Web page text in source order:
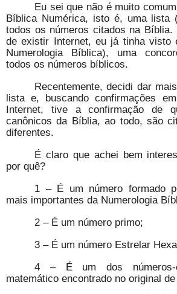
Eu sei que não é muito
Bíblica Numérica, isto é, uma lista
todos os números citados na Bíblia.
de existir Internet, eu já tinha visto
Numerologia Bíblica), uma
todos os números bíblicos.
Recentemente, decidi dar
lista e, buscando confirmações
Internet, tive a confirmação de
canônicos da Bíblia, ao todo, são
diferentes.
É claro que achei bem
por quê?
1 – É um número formado
mais importantes da Numerologia
2 – É um número primo;
3 – É um número Estrelar
4 – É um dos números-
matemático encontrado no original